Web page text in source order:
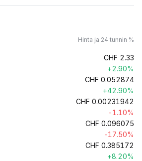
Hinta ja 24 tunnin %
CHF 2.33
+2.90%
CHF 0.052874
+42.90%
CHF 0.00231942
-1.10%
CHF 0.096075
-17.50%
CHF 0.385172
+8.20%